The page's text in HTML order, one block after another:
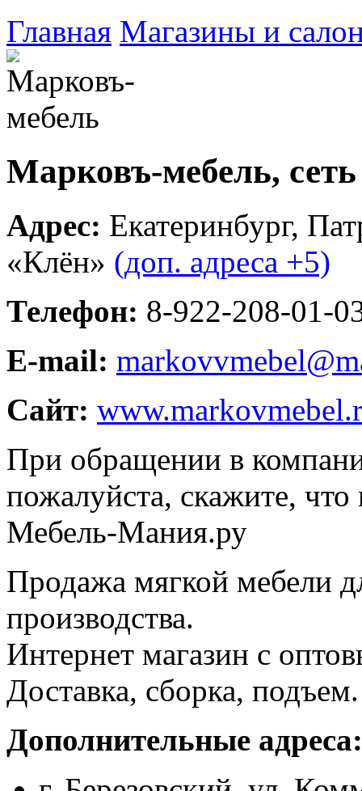
Главная Магазины и
Марковъ-мебель,
Адрес: Екатеринбург,
«Клён» (доп. адреса +5)
Телефон: 8-922-208-01-
E-mail:
Сайт:
При обращении в
пожалуйста, скажите,
Мебель-Мания.ру
Продажа мягкой мебели
производства.
Интернет магазин с
Доставка, сборка, подъем.
Дополнительные адреса: